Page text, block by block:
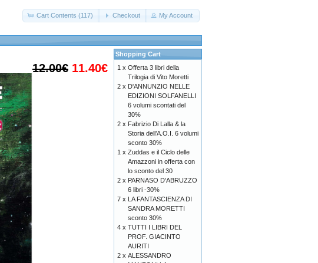
Cart Contents (117) Checkout My Account
12.00€ 11.40€
Shopping Cart
1 x Offerta 3 libri della
Trilogia di Vito Moretti
2 x D'ANNUNZIO NELLE
EDIZIONI SOLFANELLI
6 volumi scontati del
30%
2 x Fabrizio Di Lalla & la
Storia dell’A.O.I. 6 volumi
sconto 30%
1 x Zuddas e il Ciclo delle
Amazzoni in offerta con
lo sconto del 30
2 x PARNASO D'ABRUZZO
6 libri -30%
7 x LA FANTASCIENZA DI
SANDRA MORETTI
sconto 30%
4 x TUTTI I LIBRI DEL
PROF. GIACINTO
AURITI
2 x ALESSANDRO